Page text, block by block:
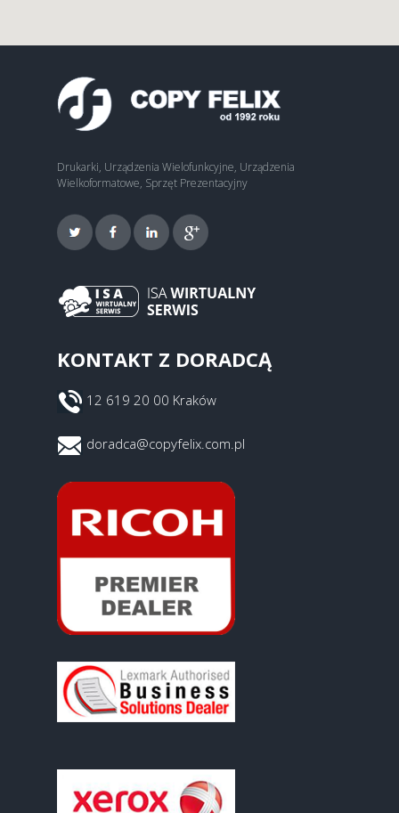
Drukarki, Urządzenia Wielofunkcyjne, Urządzenia
Wielkoformatowe, Sprzęt Prezentacyjny
KONTAKT Z DORADCĄ
12 619 20 00 Kraków
doradca@copyfelix.com.pl